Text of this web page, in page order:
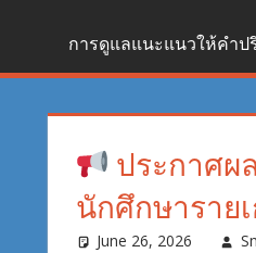
การดูแลแนะแนวให้คำ
ประกาศผ
นักศึกษาราย
June 26, 2026